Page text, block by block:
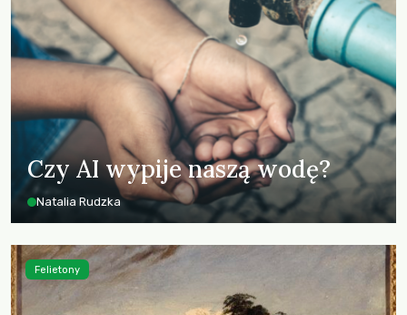
Czy AI wypije naszą wodę?
Natalia Rudzka
Felietony